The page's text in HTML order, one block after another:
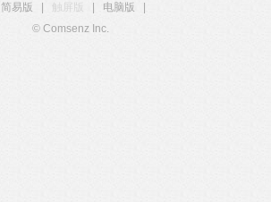
简易版
触屏版 电脑版
© Comsenz Inc.